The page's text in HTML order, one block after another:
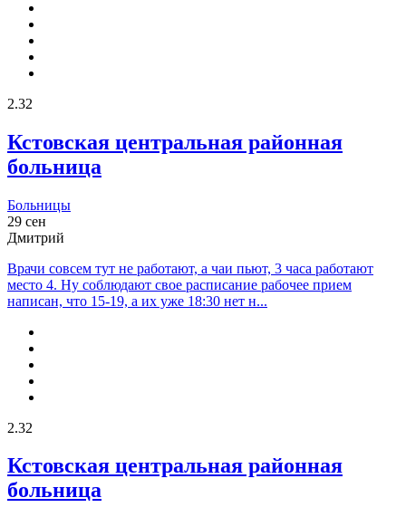
2.32
Кстовская центральная районная
больница
Больницы
29 сен
Дмитрий
Врачи совсем тут не работают, а чаи пьют, 3 часа работают
место 4. Ну соблюдают свое расписание рабочее прием
написан, что 15-19, а их уже 18:30 нет н...
2.32
Кстовская центральная районная
больница